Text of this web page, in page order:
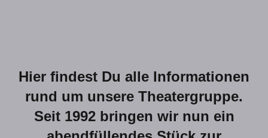
Hier findest Du alle Informationen
rund um unsere Theatergruppe.
Seit 1992 bringen wir nun ein